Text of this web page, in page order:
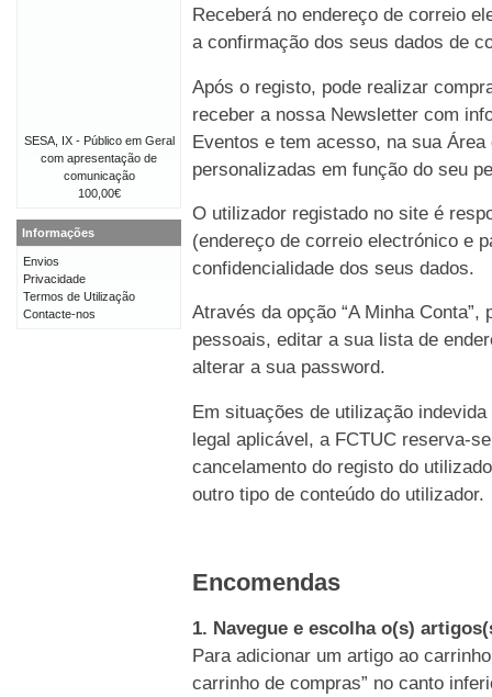
Receberá no endereço de correio
a confirmação dos seus dados de
Após o registo, pode realizar
receber a nossa Newsletter com
Eventos e tem acesso, na sua
personalizadas em função do seu
O utilizador registado no site é
(endereço de correio electrónico e
confidencialidade dos seus dados.
Através da opção “A Minha
pessoais, editar a sua lista de
alterar a sua password.
Em situações de utilização
legal aplicável, a FCTUC reserva-
cancelamento do registo do
outro tipo de conteúdo do utilizador.
Encomendas
1. Navegue e escolha o(s)
Para adicionar um artigo ao
carrinho de compras” no canto
SESA, IX - Público em Geral
com apresentação de
comunicação
100,00€
Informações
Envios
Privacidade
Termos de Utilização
Contacte-nos